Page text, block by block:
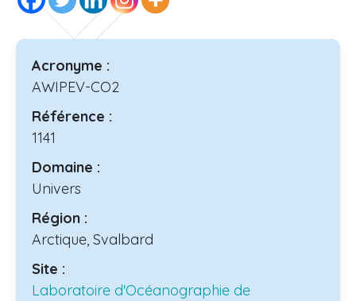
Acronyme :
AWIPEV-CO2
Référence :
1141
Domaine :
Univers
Région :
Arctique, Svalbard
Site :
Laboratoire d'Océanographie de